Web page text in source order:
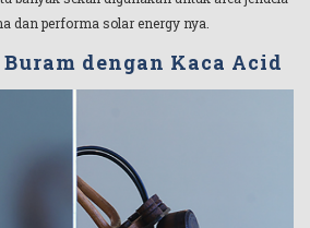
dan performa solar energy nya.
dengan Kaca Acid